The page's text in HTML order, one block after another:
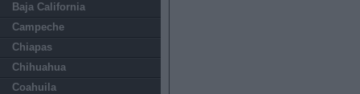
Baja California
Campeche
Chiapas
Chihuahua
Coahuila